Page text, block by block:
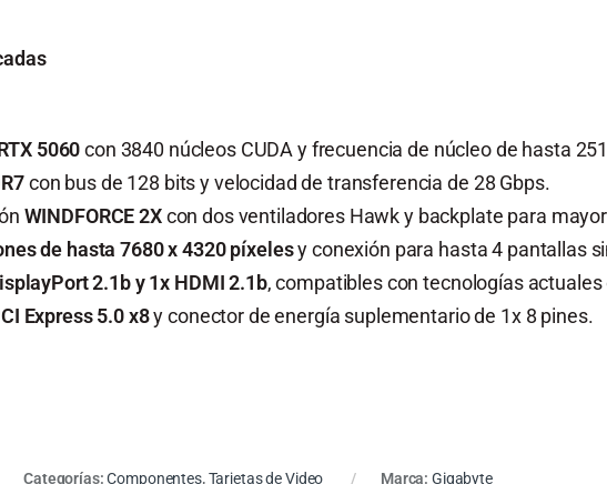
5060con 3840 núcleos CUDA y frecuencia de núcleo de hasta
con bus de 128 bits y velocidad de transferencia de 28 Gbps.
WINDFORCE 2Xcon dos ventiladores Hawk y backplate para
de hasta 7680 x 4320 píxelesy conexión para hasta 4 pantallas
2.1b y 1x HDMI 2.1b, compatibles con tecnologías actuales
Express 5.0 x8y conector de energía suplementario de 1x 8 pines.
Categorías:Componentes,Tarjetas de Video Marca: Gigabyte